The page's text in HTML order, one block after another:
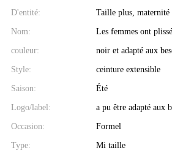
D'entité: Taille plus, maternité
Nom: Les femmes ont
couleur: noir et adapté aux
Style: ceinture extensible
Saison: Été
Logo/label: a pu être adapté aux
Occasion: Formel
Type: Mi taille